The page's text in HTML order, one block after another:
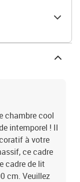
chambre cool
intemporel ! Il
à votre
ce cadre
cadre de lit
cm. Veuillez